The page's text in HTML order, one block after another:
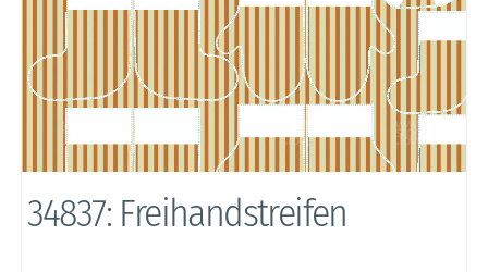
34837: Freihandstreifen